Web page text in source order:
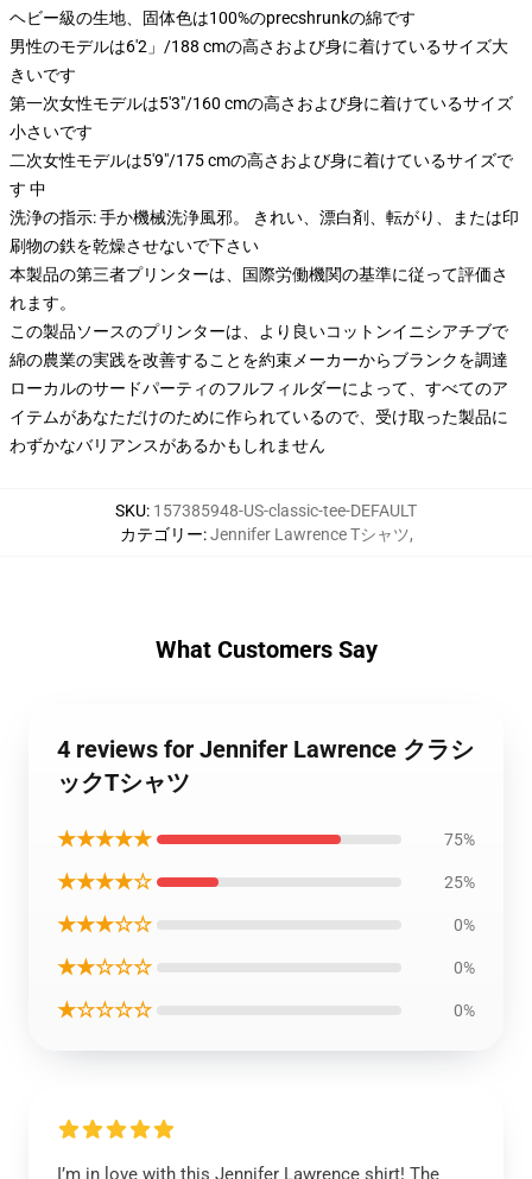
ヘビー級の生地、固体色は100%のprecshrunkの綿です
男性のモデルは6'2」/188 cmの高さおよび身に着けているサイズ大
きいです
第一次女性モデルは5'3"/160 cmの高さおよび身に着けているサイズ
小さいです
二次女性モデルは5'9"/175 cmの高さおよび身に着けているサイズで
す 中
洗浄の指示: 手か機械洗浄風邪。 きれい、漂白剤、転がり、または印
刷物の鉄を乾燥させないで下さい
本製品の第三者プリンターは、国際労働機関の基準に従って評価さ
れます。
この製品ソースのプリンターは、より良いコットンイニシアチブで
綿の農業の実践を改善することを約束メーカーからブランクを調達
ローカルのサードパーティのフルフィルダーによって、すべてのア
イテムがあなただけのために作られているので、受け取った製品に
わずかなバリアンスがあるかもしれません
SKU: 157385948-US-classic-tee-DEFAULT
カテゴリー:Jennifer Lawrence Tシャツ,
What Customers Say
4 reviews for Jennifer Lawrence クラシ
ックTシャツ
★★★★★ 75%
★★★★☆ 25%
★★★☆☆ 0%
★★☆☆☆ 0%
★☆☆☆☆ 0%
I’m in love with this Jennifer Lawrence shirt! The